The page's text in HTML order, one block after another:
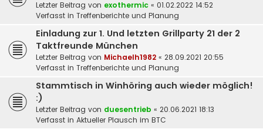
Letzter Beitrag von exothermic « 01.02.2022 14:52
Verfasst in Treffenberichte und Planung
Einladung zur 1. Und letzten Grillparty 21 der 2
Taktfreunde München
Letzter Beitrag von Michaelh1982 « 28.09.2021 20:55
Verfasst in Treffenberichte und Planung
Stammtisch in Winhöring auch wieder möglich!
:)
Letzter Beitrag von duesentrieb « 20.06.2021 18:13
Verfasst in Aktueller Plausch im BTC